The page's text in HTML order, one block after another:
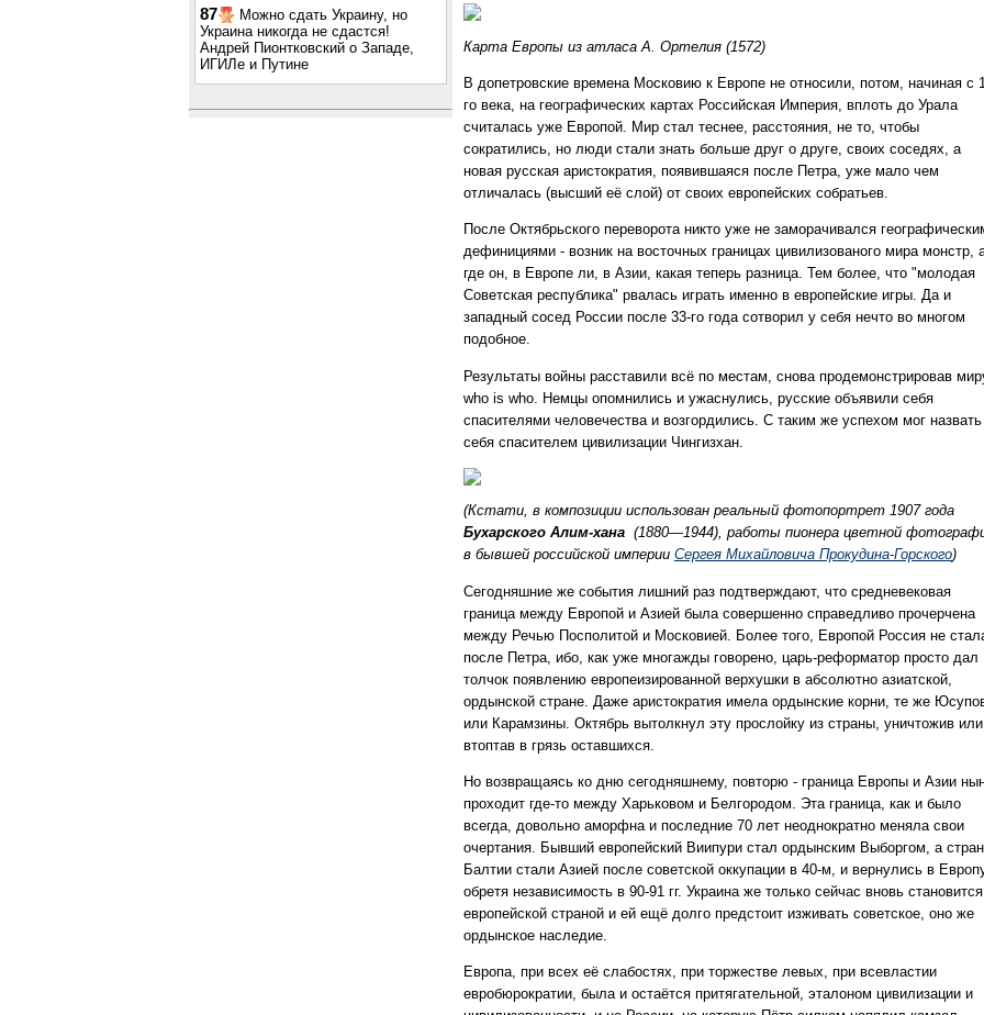
87
Можно сдать Украину, но
Украина никогда не сдастся!
Андрей Пионтковский о Западе,
ИГИЛе и Путине
Карта Европы из атласа А. Ортелия (1572)
В допетровские времена Московию к Европе не относили, потом, начиная с
го века, на географических картах Российская Империя, вплоть до Урала
считалась уже Европой. Мир стал теснее, расстояния, не то, чтобы
сократились, но люди стали знать больше друг о друге, своих соседях, а
новая русская аристократия, появившаяся после Петра, уже мало чем
отличалась (высший её слой) от своих европейских собратьев.
После Октябрьского переворота никто уже не заморачивался
дефинициями - возник на восточных границах цивилизованого мира монстр,
где он, в Европе ли, в Азии, какая теперь разница. Тем более, что "молодая
Советская республика" рвалась играть именно в европейские игры. Да и
западный сосед России после 33-го года сотворил у себя нечто во многом
подобное.
Результаты войны расставили всё по местам, снова продемонстрировав
who is who. Немцы опомнились и ужаснулись, русские объявили себя
спасителями человечества и возгордились. С таким же успехом мог назвать
себя спасителем цивилизации Чингизхан.
(Кстати, в композиции использован реальный фотопортрет 1907 года
Бухарского Алим-хана (1880—1944), работы пионера цветной
в бывшей российской империи Сергея Михайловича Прокудина-Горского)
Сегодняшние же события лишний раз подтверждают, что средневековая
граница между Европой и Азией была совершенно справедливо прочерчена
между Речью Посполитой и Московией. Более того, Европой Россия не
после Петра, ибо, как уже многажды говорено, царь-реформатор просто дал
толчок появлению европеизированной верхушки в абсолютно азиатской,
ордынской стране. Даже аристократия имела ордынские корни, те же
или Карамзины. Октябрь вытолкнул эту прослойку из страны, уничтожив или
втоптав в грязь оставшихся.
Но возвращаясь ко дню сегодняшнему, повторю - граница Европы и Азии
проходит где-то между Харьковом и Белгородом. Эта граница, как и было
всегда, довольно аморфна и последние 70 лет неоднократно меняла свои
очертания. Бывший европейский Виипури стал ордынским Выборгом, а
Балтии стали Азией после советской оккупации в 40-м, и вернулись в
обретя независимость в 90-91 гг. Украина же только сейчас вновь становится
европейской страной и ей ещё долго предстоит изживать советское, оно же
ордынское наследие.
Европа, при всех её слабостях, при торжестве левых, при всевластии
евробюрократии, была и остаётся притягательной, эталоном цивилизации и